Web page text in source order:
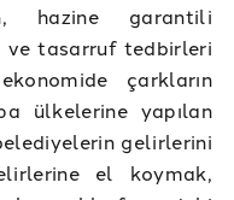
hazine garantili
ve tasarruf tedbirleri
çarkların
ülkelerine yapılan
gelirlerini
el koymak,